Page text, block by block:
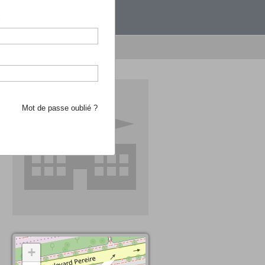
recherche d'école
+
Mot de passe oublié ?